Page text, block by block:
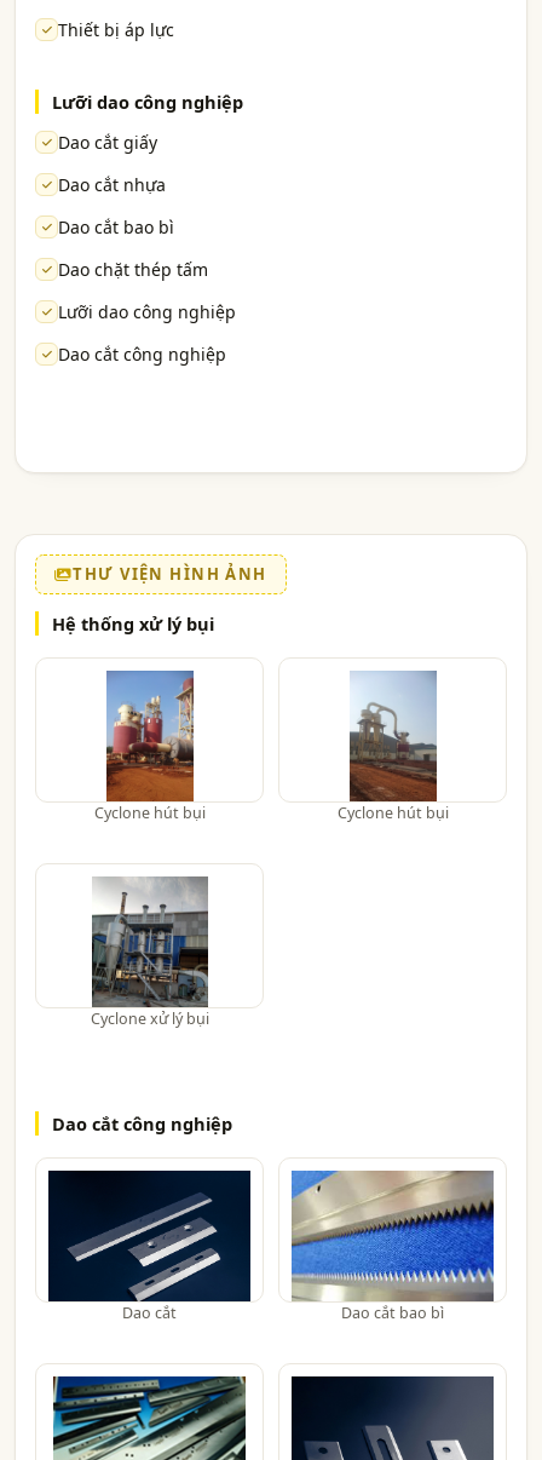
Thiết bị áp lực
Lưỡi dao công nghiệp
Dao cắt giấy
Dao cắt nhựa
Dao cắt bao bì
Dao chặt thép tấm
Lưỡi dao công nghiệp
Dao cắt công nghiệp
THƯ VIỆN HÌNH ẢNH
Hệ thống xử lý bụi
Cyclone hút bụi Cyclone hút bụi
Cyclone xử lý bụi
Dao cắt công nghiệp
Dao cắt Dao cắt bao bì